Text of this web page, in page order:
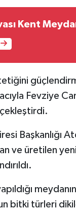
Kent
Fevziye
Başkanlığı
ve üretilen
bitki türleri